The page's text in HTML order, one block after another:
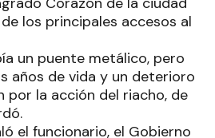
los principales accesos al
un puente metálico, pero
años de vida y un deterioro
la acción del riacho, de
el funcionario, el Gobierno